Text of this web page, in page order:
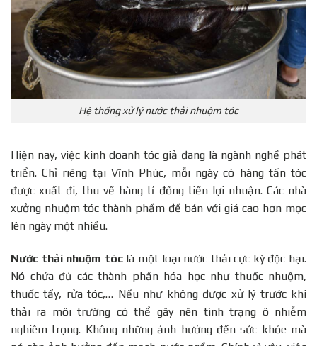
Hệ thống xử lý nước thải nhuộm tóc
Hiện nay, việc kinh doanh tóc giả đang là ngành nghề phát
triển. Chỉ riêng tại Vĩnh Phúc, mỗi ngày có hàng tấn tóc
được xuất đi, thu về hàng tỉ đồng tiền lợi nhuận. Các nhà
xưởng nhuộm tóc thành phẩm để bán với giá cao hơn mọc
lên ngày một nhiều.
Nước thải nhuộm tóclà một loại nước thải cực kỳ độc hại.
Nó chứa đủ các thành phần hóa học như thuốc nhuộm,
thuốc tẩy, rửa tóc,… Nếu như không được xử lý trước khi
thải ra môi trường có thể gây nên tình trạng ô nhiễm
nghiêm trọng. Không những ảnh hưởng đến sức khỏe mà